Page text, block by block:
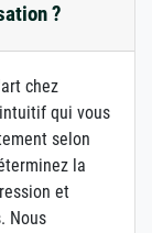
?
chez
qui vous
selon
la
et
Nous